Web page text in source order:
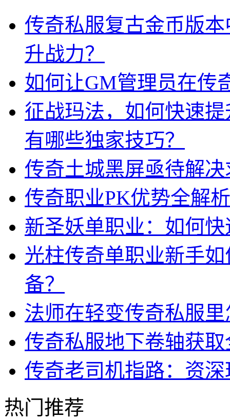
传奇私服复古金币版
升战力？
如何让GM管理员在传
征战玛法，如何快速
有哪些独家技巧？
传奇土城黑屏亟待解
传奇职业PK优势全解
新圣妖单职业：如何
光柱传奇单职业新手
备？
法师在轻变传奇私服
传奇私服地下卷轴获
传奇老司机指路：资
热门推荐